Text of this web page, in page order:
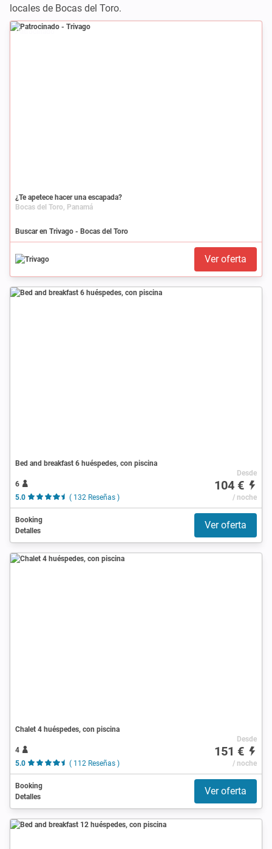
locales de Bocas del Toro.
Patrocinado
¿Te apetece hacer una escapada?
Bocas del Toro, Panamá
Buscar en Trivago - Bocas del Toro
Ver oferta
Bed and breakfast 6 huéspedes, con piscina
6
5.0
( 132 Reseñas )
Desde
104 €
/ noche
Booking
Detalles
Ver oferta
Chalet 4 huéspedes, con piscina
4
5.0
( 112 Reseñas )
Desde
151 €
/ noche
Booking
Detalles
Ver oferta